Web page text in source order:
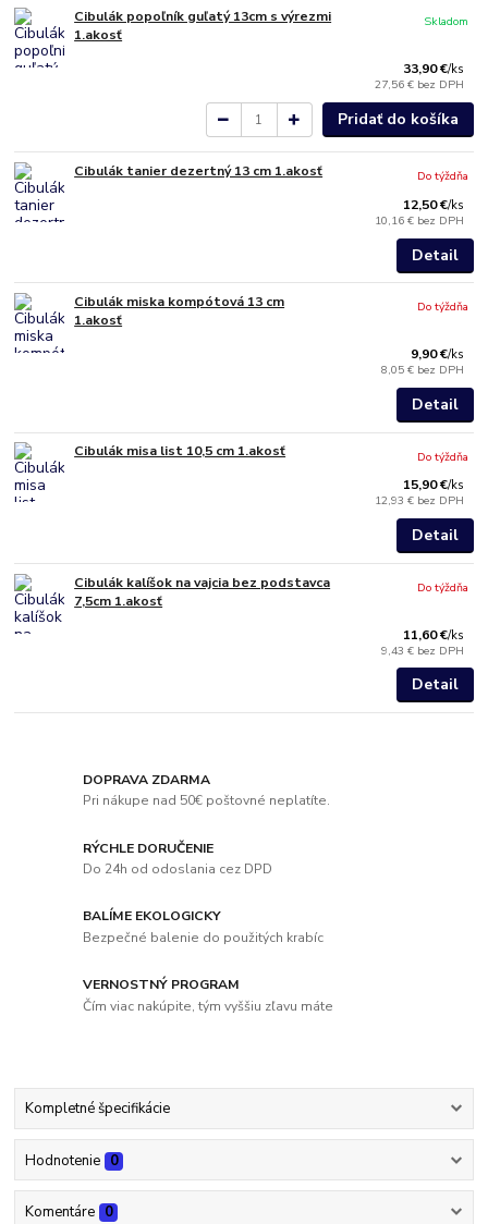
Cibulák popoľník guľatý 13cm s výrezmi
1.akosť
33,90 €/ks
27,56 € bez DPH
Skladom
Pridať do košíka
Cibulák tanier dezertný 13 cm 1.akosť
12,50 €/ks
10,16 € bez DPH
Do týždňa
Detail
Cibulák miska kompótová 13 cm
1.akosť
9,90 €/ks
8,05 € bez DPH
Do týždňa
Detail
Cibulák misa list 10,5 cm 1.akosť
15,90 €/ks
12,93 € bez DPH
Do týždňa
Detail
Cibulák kalíšok na vajcia bez podstavca
7,5cm 1.akosť
11,60 €/ks
9,43 € bez DPH
Do týždňa
Detail
DOPRAVA ZDARMA
Pri nákupe nad 50€ poštovné neplatíte.
RÝCHLE DORUČENIE
Do 24h od odoslania cez DPD
BALÍME EKOLOGICKY
Bezpečné balenie do použitých krabíc
VERNOSTNÝ PROGRAM
Čím viac nakúpite, tým vyššiu zľavu máte
Kompletné špecifikácie
Hodnotenie 0
Komentáre 0